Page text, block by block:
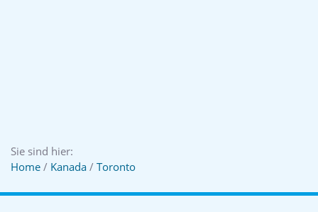
Sie sind hier:
Home / Kanada / Toronto